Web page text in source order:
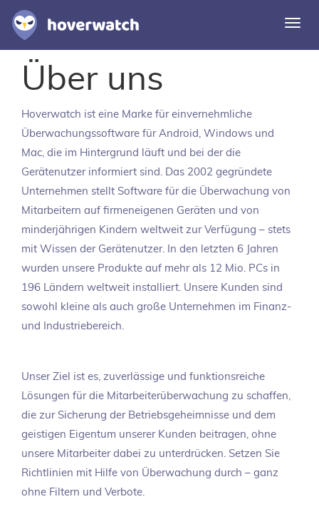
Funktionen
Einloggen
Kostenlos registrieren
Über uns
Hoverwatch ist eine Marke für einvernehmliche
Überwachungssoftware für Android, Windows und
Mac, die im Hintergrund läuft und bei der die
Gerätenutzer informiert sind. Das 2002 gegründete
Unternehmen stellt Software für die Überwachung von
Mitarbeitern auf firmeneigenen Geräten und von
minderjährigen Kindern weltweit zur Verfügung – stets
mit Wissen der Gerätenutzer. In den letzten 6 Jahren
wurden unsere Produkte auf mehr als 12 Mio. PCs in
196 Ländern weltweit installiert. Unsere Kunden sind
sowohl kleine als auch große Unternehmen im Finanz-
und Industriebereich.
Unser Ziel ist es, zuverlässige und funktionsreiche
Lösungen für die Mitarbeiterüberwachung zu schaffen,
die zur Sicherung der Betriebsgeheimnisse und dem
geistigen Eigentum unserer Kunden beitragen, ohne
unsere Mitarbeiter dabei zu unterdrücken. Setzen Sie
Richtlinien mit Hilfe von Überwachung durch – ganz
ohne Filtern und Verbote.